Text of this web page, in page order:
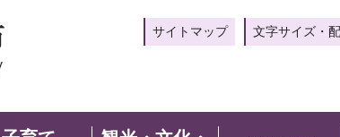
サイトマップ 文字サイズ・